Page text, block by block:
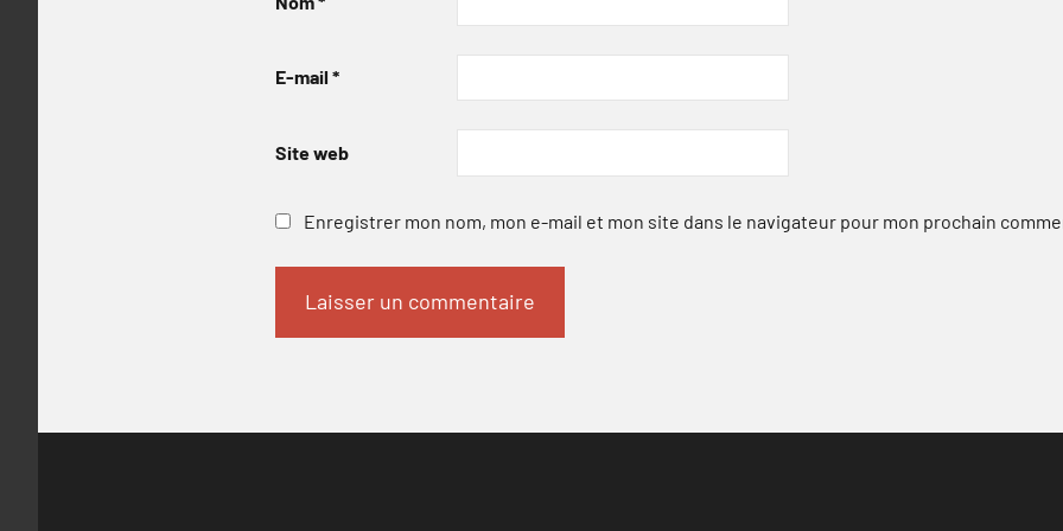
E-mail *
Site web
Enregistrer mon nom, mon e-mail et mon site dans le navigateur pour mon prochain